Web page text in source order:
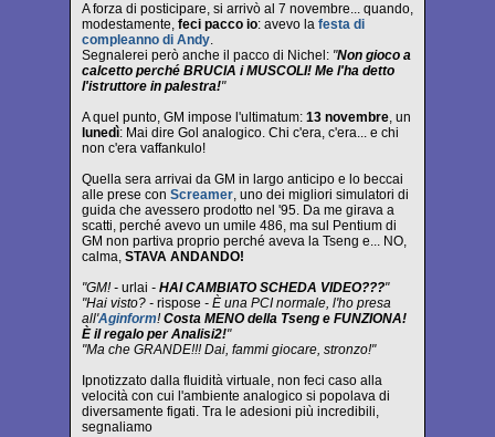
A forza di posticipare, si arrivò al 7 novembre... quando,
modestamente, feci pacco io: avevo la festa di
compleanno di Andy.
Segnalerei però anche il pacco di Nichel: "Non gioco a
calcetto perché BRUCIA i MUSCOLI! Me l'ha detto
l'istruttore in palestra!"
A quel punto, GM impose l'ultimatum: 13 novembre, un
lunedì: Mai dire Gol analogico. Chi c'era, c'era... e chi
non c'era vaffankulo!
Quella sera arrivai da GM in largo anticipo e lo beccai
alle prese con Screamer, uno dei migliori simulatori di
guida che avessero prodotto nel '95. Da me girava a
scatti, perché avevo un umile 486, ma sul Pentium di
GM non partiva proprio perché aveva la Tseng e... NO,
calma, STAVA ANDANDO!
"GM! - urlai - HAI CAMBIATO SCHEDA VIDEO???"
"Hai visto? - rispose - È una PCI normale, l'ho presa
all'Aginform!Costa MENO della Tseng e FUNZIONA!
È il regalo per Analisi2!"
"Ma che GRANDE!!! Dai, fammi giocare, stronzo!"
Ipnotizzato dalla fluidità virtuale, non feci caso alla
velocità con cui l'ambiente analogico si popolava di
diversamente figati. Tra le adesioni più incredibili,
segnaliamo